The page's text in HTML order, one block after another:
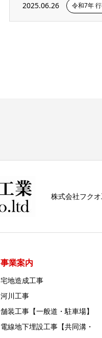
2025.06.26 令和7年
株式会社フク
事業案内
宅地造成工事
河川工事
舗装工事【一般道・駐車場】
電線地下埋設工事【共同溝・